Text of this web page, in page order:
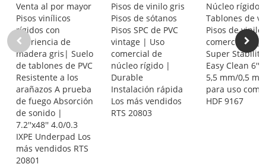
Venta al por mayor
Pisos vinílicos
rígidos con
apariencia de
madera gris| Suelo
de tablones de PVC
Resistente a los
arañazos A prueba
de fuego Absorción
de sonido |
7.2''x48'' 4.0/0.3
IXPE Underpad Los
más vendidos RTS
20801
Pisos de vinilo gris
Pisos de sótanos
Pisos SPC de PVC
vintage | Uso
comercial de
núcleo rígido |
Durable
Instalación rápida
Los más vendidos
RTS 20803
Núcleo rígido
Tablones de
Pisos de vinilo
comerciales |
Super Stability
Easy Clean
5,5 mm/0,5
para uso
HDF 9167